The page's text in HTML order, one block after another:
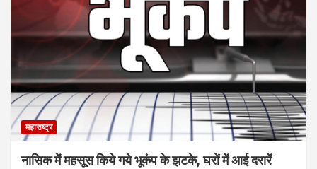
महाराष्ट्र
नासिक में महसूस किये गये भूकंप के झटके, घरों में आई दरारें